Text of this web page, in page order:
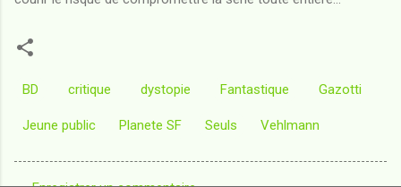
BD critique dystopie Fantastique Gazotti
Jeune public Planete SF Seuls Vehlmann